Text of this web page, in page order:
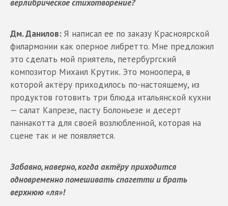
верлибрическое стихотворение?
Дм. Данилов: Я написал ее по заказу Красноярской
филармонии как оперное либретто. Мне предложил
это сделать мой приятель, петербургский
композитор Михаил Крутик. Это моноопера, в
которой актёру приходилось по-настоящему, из
продуктов готовить три блюда итальянской кухни
— салат Капрезе, пасту Болоньезе и десерт
паннакотта для своей возлюбленной, которая на
сцене так и не появляется.
Забавно, наверно, когда актёру приходится
одновременно помешивать спагетти и брать
верхнюю «ля»!